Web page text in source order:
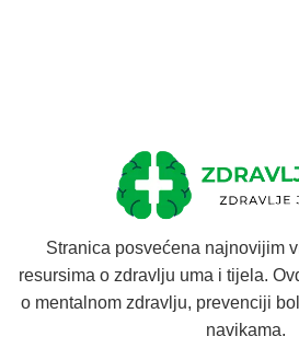
Stranica posvećena najnovijim
resursima o zdravlju uma i tijela.
o mentalnom zdravlju, prevenciji
navikama.